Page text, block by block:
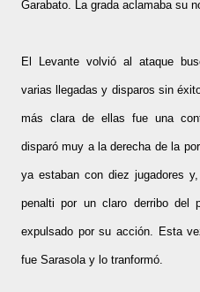
Garabato. La grada aclamaba su
El Levante volvió al ataque
varias llegadas y disparos sin
más clara de ellas fue una
disparó muy a la derecha de la
ya estaban con diez jugadores
penalti por un claro derribo del
expulsado por su acción. Esta
fue Sarasola y lo tranformó.